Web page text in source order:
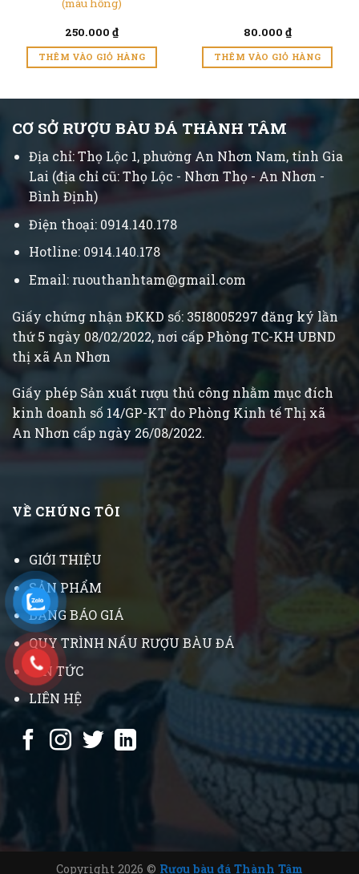
(màu hồng)
250.000 ₫
THÊM VÀO GIỎ HÀNG
80.000 ₫
THÊM VÀO GIỎ HÀNG
CƠ SỞ RƯỢU BÀU ĐÁ THÀNH TÂM
Địa chỉ: Thọ Lộc 1, phường An Nhơn Nam, tỉnh Gia
Lai (địa chỉ cũ: Thọ Lộc - Nhơn Thọ - An Nhơn -
Bình Định)
Điện thoại: 0914.140.178
Hotline: 0914.140.178
Email: ruouthanhtam@gmail.com
Giấy chứng nhận ĐKKD số: 35I8005297 đăng ký lần
thứ 5 ngày 08/02/2022, nơi cấp Phòng TC-KH UBND
thị xã An Nhơn
Giấy phép Sản xuất rượu thủ công nhằm mục đích
kinh doanh số 14/GP-KT do Phòng Kinh tế Thị xã
An Nhơn cấp ngày 26/08/2022.
VỀ CHÚNG TÔI
GIỚI THIỆU
SẢN PHẨM
BẢNG BÁO GIÁ
QUY TRÌNH NẤU RƯỢU BÀU ĐÁ
TIN TỨC
LIÊN HỆ
Copyright 2026 © Rượu bàu đá Thành Tâm